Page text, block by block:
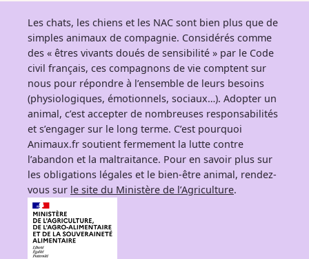
Les chats, les chiens et les NAC sont bien plus que de
simples animaux de compagnie. Considérés comme
des « êtres vivants doués de sensibilité » par le Code
civil français, ces compagnons de vie comptent sur
nous pour répondre à l’ensemble de leurs besoins
(physiologiques, émotionnels, sociaux…). Adopter un
animal, c’est accepter de nombreuses responsabilités
et s’engager sur le long terme. C’est pourquoi
Animaux.fr soutient fermement la lutte contre
l’abandon et la maltraitance. Pour en savoir plus sur
les obligations légales et le bien-être animal, rendez-
vous sur le site du Ministère de l’Agriculture.